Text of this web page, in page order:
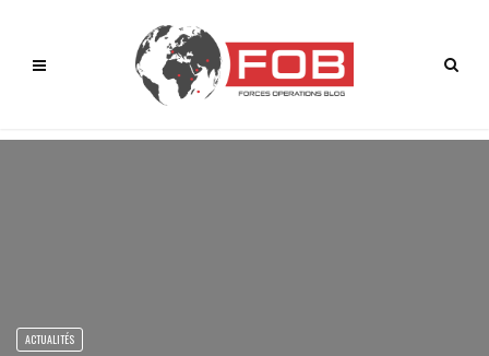
ACTUALITÉS